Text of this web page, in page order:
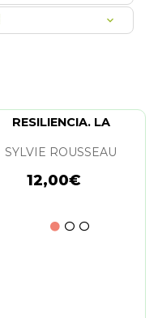
RESILIENCIA. LA
SYLVIE ROUSSEAU
12,00€